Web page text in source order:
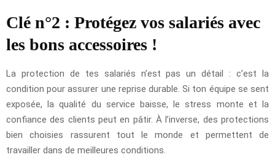
Clé n°2 : Protégez vos salariés avec
les bons accessoires !
La protection de tes salariés n’est pas un détail : c’est la
condition pour assurer une reprise durable. Si ton équipe se sent
exposée, la qualité du service baisse, le stress monte et la
confiance des clients peut en pâtir. À l’inverse, des protections
bien choisies rassurent tout le monde et permettent de
travailler dans de meilleures conditions.